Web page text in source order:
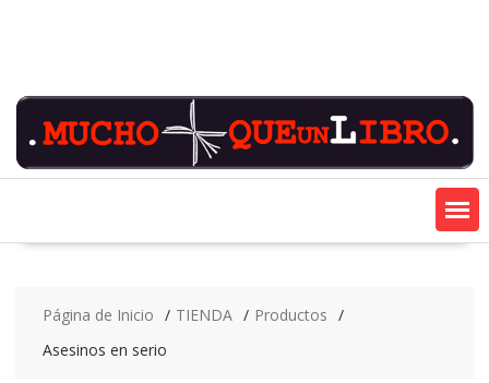
Página de Inicio TIENDA
Productos
Asesinos en serio